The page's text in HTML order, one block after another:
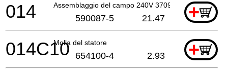
Assemblaggio del campo 240V 3709 A +
014 590087-5 21.47
Molla del statore +
014C10 654100-4 2.93